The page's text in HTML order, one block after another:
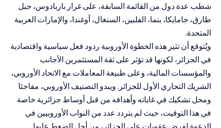
شطب عدة دول من القائمة السابقة، على غرار باربادوس، جبل
طارق، جامايكا، بنما، الفلبين، السنغال، أوغندا، والإمارات العربية
المتحدة.
ويُتوقع أن تثير هذه الخطوة الأوروبية ردود فعل سياسية واقتصادية
في الجزائر، لكونها قد تؤثر على ثقة المستثمرين الأجانب
والمؤسسات المالية، وعلى طبيعة المعاملات مع الاتحاد الأوروبي،
الشريك التجاري الأول للجزائر. ويبدو التصنيف الأوروبي، مفاجئا
ومحل تشكيك في غاياته وأهدافه من قبل أوساط جزائرية خاصة
في هذا التوقيت، حيث لم يتردد عدد من النواب الأوروبيين في
الدعوة لفرض عقوبات على الجزائر، من أجل الضغط عليها